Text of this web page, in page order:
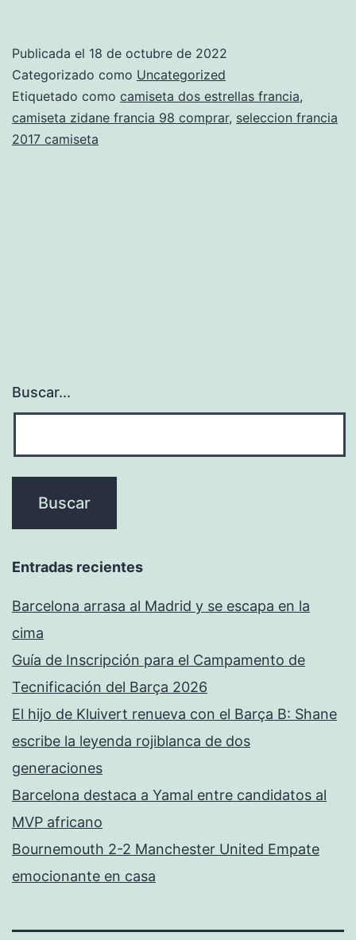
Publicada el 18 de octubre de 2022
Categorizado como Uncategorized
Etiquetado como camiseta dos estrellas francia,
camiseta zidane francia 98 comprar, seleccion francia
2017 camiseta
Buscar...
Entradas recientes
Barcelona arrasa al Madrid y se escapa en la
cima
Guía de Inscripción para el Campamento de
Tecnificación del Barça 2026
El hijo de Kluivert renueva con el Barça B: Shane
escribe la leyenda rojiblanca de dos
generaciones
Barcelona destaca a Yamal entre candidatos al
MVP africano
Bournemouth 2-2 Manchester United Empate
emocionante en casa